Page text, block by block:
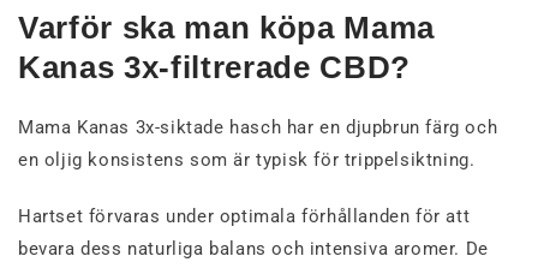
Varför ska man köpa Mama
Kanas 3x-filtrerade CBD?
Mama Kanas 3x-siktade hasch har en djupbrun färg och
en oljig konsistens som är typisk för trippelsiktning.
Hartset förvaras under optimala förhållanden för att
bevara dess naturliga balans och intensiva aromer. De